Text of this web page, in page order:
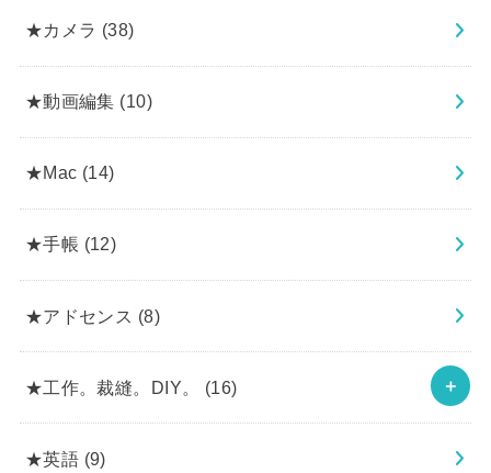
★カメラ (38)
★動画編集 (10)
★Mac (14)
★手帳 (12)
★アドセンス (8)
★工作。裁縫。DIY。 (16)
★英語 (9)